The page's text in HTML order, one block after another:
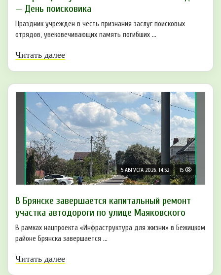
— День поисковика
Праздник учрежден в честь признания заслуг поисковых
отрядов, увековечивающих память погибших ...
Читать далее
5 АВГУСТА 2026, 14:52 15
В Брянске завершается капитальный ремонт
участка автодороги по улице Маяковского
В рамках нацпроекта «Инфраструктура для жизни» в Бежицком
районе Брянска завершается ...
Читать далее